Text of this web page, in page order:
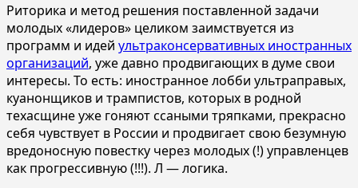
Риторика и метод решения поставленной задачи
молодых «лидеров» целиком заимствуется из
программ и идей ультраконсервативных иностранных
организаций, уже давно продвигающих в думе свои
интересы. То есть: иностранное лобби ультраправых,
куанонщиков и трампистов, которых в родной
техасщине уже гоняют ссаными тряпками, прекрасно
себя чувствует в России и продвигает свою безумную
вредоносную повестку через молодых (!) управленцев
как прогрессивную (!!!). Л — логика.